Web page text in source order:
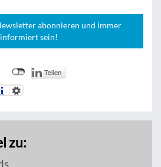
abonnieren und immer
informiert sein!
zu: